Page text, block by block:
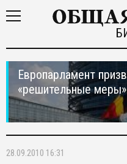
Европарламент
«решительные
28.09.2010 16:31